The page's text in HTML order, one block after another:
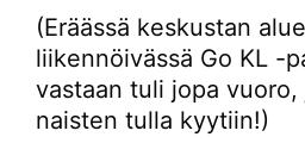
(Eräässä keskustan
liikennöivässä Go KL -
vastaan tuli jopa vuoro,
naisten tulla kyytiin!)